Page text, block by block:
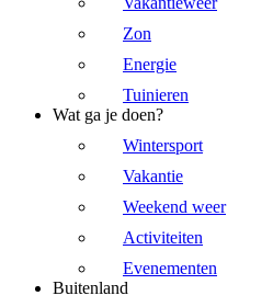
Zon
Energie
Tuinieren
Wat ga je doen?
Wintersport
Vakantie
Weekend weer
Activiteiten
Evenementen
Buitenland